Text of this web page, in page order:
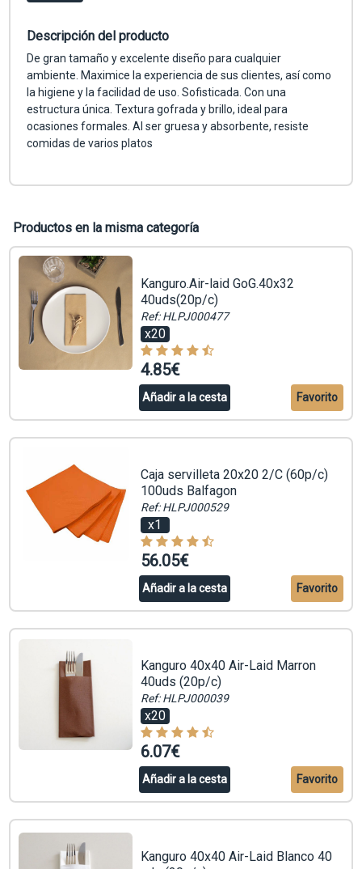
Descripción del producto
De gran tamaño y excelente diseño para cualquier
ambiente. Maximice la experiencia de sus clientes, así como
la higiene y la facilidad de uso. Sofisticada. Con una
estructura única. Textura gofrada y brillo, ideal para
ocasiones formales. Al ser gruesa y absorbente, resiste
comidas de varios platos
Productos en la misma categoría
Kanguro.Air-laid GoG.40x32
40uds(20p/c)
Ref: HLPJ000477
x20
4.85€
Añadir a la cesta Favorito
Caja servilleta 20x20 2/C (60p/c)
100uds Balfagon
Ref: HLPJ000529
x1
56.05€
Añadir a la cesta Favorito
Kanguro 40x40 Air-Laid Marron
40uds (20p/c)
Ref: HLPJ000039
x20
6.07€
Añadir a la cesta Favorito
Kanguro 40x40 Air-Laid Blanco 40